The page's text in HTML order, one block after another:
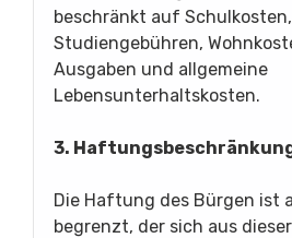
beschränkt auf Schulkosten,
Studiengebühren,
Ausgaben und allgemeine
Lebensunterhaltskosten.
3.
Die Haftung des Bürgen ist
begrenzt, der sich aus dieser